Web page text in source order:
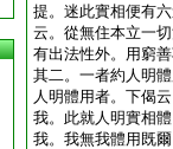
提。迷此實相便有
云。從無住本立一
有出法性外。用窮
其二。一者約人明
人明體用者。下偈
我。此就人明實相
我。我無我體用既